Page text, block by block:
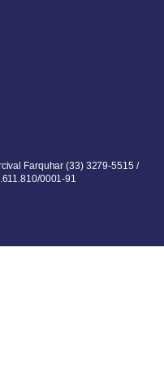
Farquhar (33) 3279-5515 /
0001-91